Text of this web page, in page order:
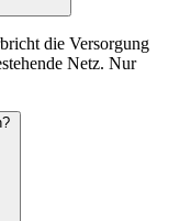
die Versorgung
Netz. Nur